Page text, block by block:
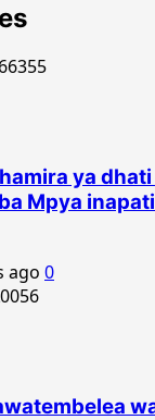
ya dhati
Mpya
ago 0